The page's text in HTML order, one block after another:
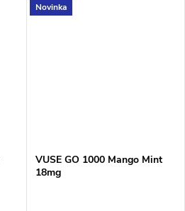
Novinka
VUSE GO 1000 Mango Mint
18mg